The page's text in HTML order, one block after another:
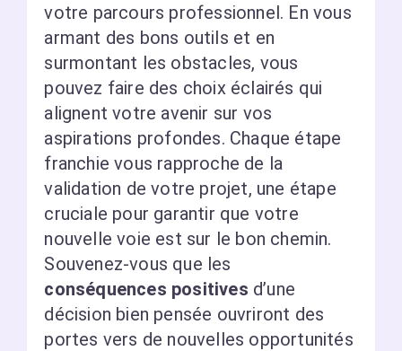
votre parcours professionnel. En vous
armant des bons outils et en
surmontant les obstacles, vous
pouvez faire des choix éclairés qui
alignent votre avenir sur vos
aspirations profondes. Chaque étape
franchie vous rapproche de la
validation de votre projet, une étape
cruciale pour garantir que votre
nouvelle voie est sur le bon chemin.
Souvenez-vous que les
conséquences positives d’une
décision bien pensée ouvriront des
portes vers de nouvelles opportunités